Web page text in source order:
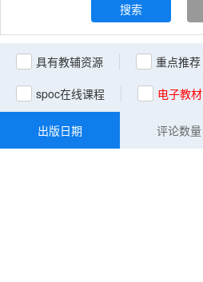
搜索
具有教辅资源 重点推荐
spoc在线课程
电子教材
评论数量
出版日期